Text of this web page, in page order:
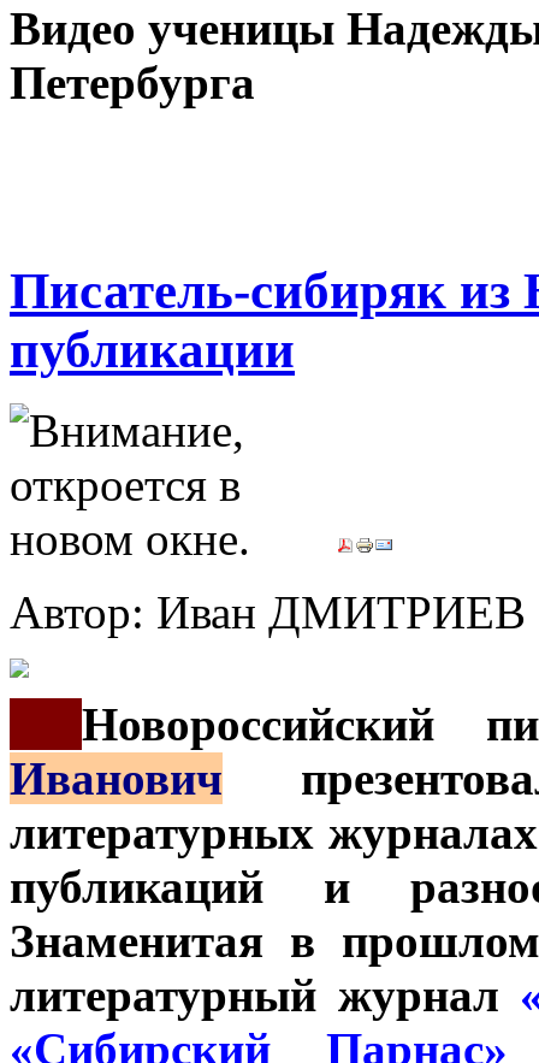
Видео ученицы
Петербурга
Писатель-сибиряк из
публикации
Автор: Иван ДМИТРИЕВ
Новороссийский
Иванович
литературных
публикаций и
Знаменитая в прошлом
литературный журнал
«Сибирский Парнас»